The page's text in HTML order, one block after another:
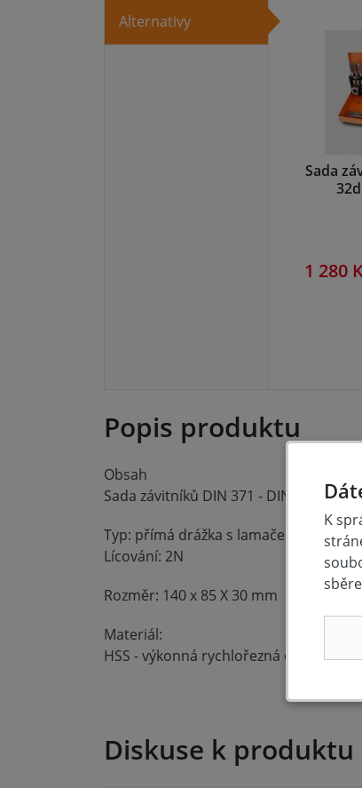
Alternativy
Sada
1 280
Popis produktu
Obsah
Sada závitníků DIN 371 - DIN 376 - M 3;
Typ: přímá drážka s lamačem třísek
Lícování: 2N
Rozměr: 140 x 85 X 30 mm
Materiál:
HSS - výkonná rychlořezná ocel
Diskuse k produktu
K